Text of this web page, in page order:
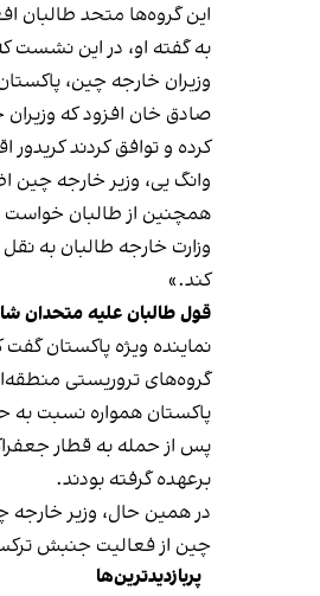
این گروه‌ها متحد طالبان
به گفته او، در این نشست
وزیران خارجه چین،
صادق خان افزود که
کرده و توافق کردند
وانگ یی، وزیر خارجه چین
همچنین از طالبان خواست
وزارت خارجه طالبان به
کند.»
قول طالبان علیه متحدان
نماینده ویژه پاکستان
گروه‌های تروریستی
پاکستان همواره نسبت به
پس از حمله به قطار
برعهده گرفته بودند.
در همین حال، وزیر خارجه
چین از فعالیت جنبش
پربازدیدترین‌ها